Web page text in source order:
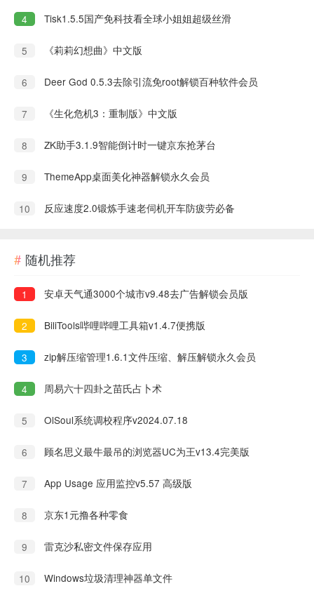
4 Tisk1.5.5国产免科技看全球小姐姐超级丝滑
5 《莉莉幻想曲》中文版
6 Deer God 0.5.3去除引流免root解锁百种软件会员
7 《生化危机3：重制版》中文版
8 ZK助手3.1.9智能倒计时一键京东抢茅台
9 ThemeApp桌面美化神器解锁永久会员
10 反应速度2.0锻炼手速老伺机开车防疲劳必备
随机推荐
1 安卓天气通3000个城市v9.48去广告解锁会员版
2 BiliTools哔哩哔哩工具箱v1.4.7便携版
3 zip解压缩管理1.6.1文件压缩、解压解锁永久会员
4 周易六十四卦之苗氏占卜术
5 OlSoul系统调校程序v2024.07.18
6 顾名思义最牛最吊的浏览器UC为王v13.4完美版
7 App Usage 应用监控v5.57 高级版
8 京东1元撸各种零食
9 雷克沙私密文件保存应用
10 Windows垃圾清理神器单文件